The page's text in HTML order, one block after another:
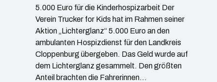
5.000 Euro für die Kinderhospizarbeit Der
Verein Trucker for Kids hat im Rahmen seiner
Aktion „Lichterglanz“ 5.000 Euro an den
ambulanten Hospizdienst für den Landkreis
Cloppenburg übergeben. Das Geld wurde auf
dem Lichterglanz gesammelt. Den größten
Anteil brachten die Fahrerinnen…